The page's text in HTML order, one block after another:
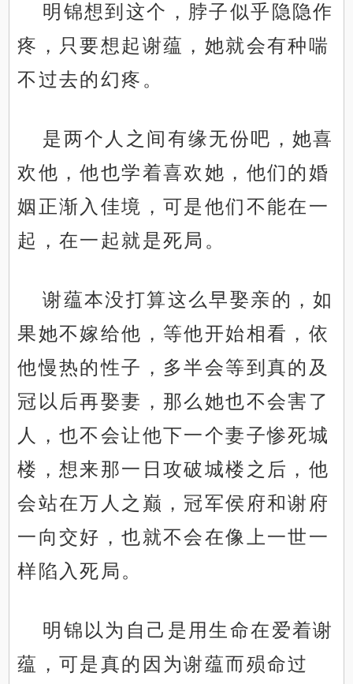
明锦想到这个，脖子似乎隐隐作
疼，只要想起谢蕴，她就会有种喘
不过去的幻疼。
是两个人之间有缘无份吧，她喜
欢他，他也学着喜欢她，他们的婚
姻正渐入佳境，可是他们不能在一
起，在一起就是死局。
谢蕴本没打算这么早娶亲的，如
果她不嫁给他，等他开始相看，依
他慢热的性子，多半会等到真的及
冠以后再娶妻，那么她也不会害了
人，也不会让他下一个妻子惨死城
楼，想来那一日攻破城楼之后，他
会站在万人之巅，冠军侯府和谢府
一向交好，也就不会在像上一世一
样陷入死局。
明锦以为自己是用生命在爱着谢
蕴，可是真的因为谢蕴而殒命过